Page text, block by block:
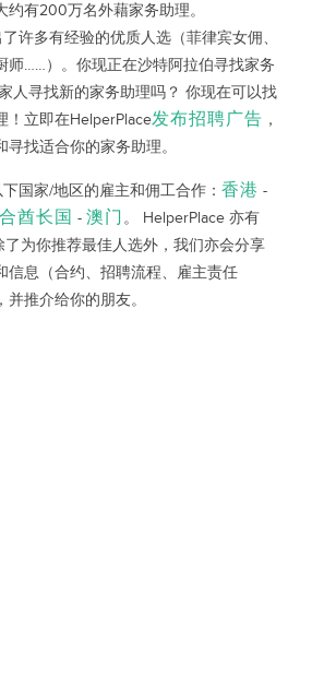
有200万名外藉家务助理。
许多有经验的优质人选（菲律宾女佣、
师……）。你现正在沙特阿拉伯寻找家务
人寻找新的家务助理吗？ 你现在可以找
！立即在HelperPlace发布招聘广告 ，
找适合你的家务助理。
国家/地区的雇主和佣工合作： 香港 -
酋长国 - 澳门 。 HelperPlace 亦有
了为你推荐最佳人选外，我们亦会分享
信息（合约、招聘流程、雇主责任
推介给你的朋友。